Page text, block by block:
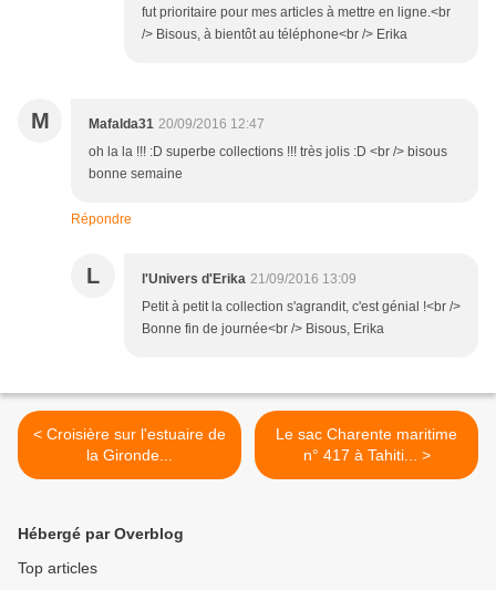
fut prioritaire pour mes articles à mettre en ligne.<br
/> Bisous, à bientôt au téléphone<br /> Erika
M Mafalda31 20/09/2016 12:47
oh la la !!! :D superbe collections !!! très jolis :D <br /> bisous
bonne semaine
Répondre
L l'Univers d'Erika 21/09/2016 13:09
Petit à petit la collection s'agrandit, c'est génial !<br />
Bonne fin de journée<br /> Bisous, Erika
< Croisière sur l'estuaire de
la Gironde...
Le sac Charente maritime
n° 417 à Tahiti... >
Hébergé par Overblog
Top articles